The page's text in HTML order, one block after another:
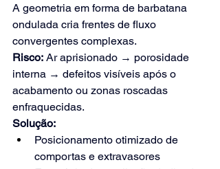
A geometria em forma de barbatana
ondulada cria frentes de fluxo
convergentes complexas.
Risco: Ar aprisionado → porosidade
interna → defeitos visíveis após o
acabamento ou zonas roscadas
enfraquecidas.
Solução:
Posicionamento otimizado de
comportas e extravasores